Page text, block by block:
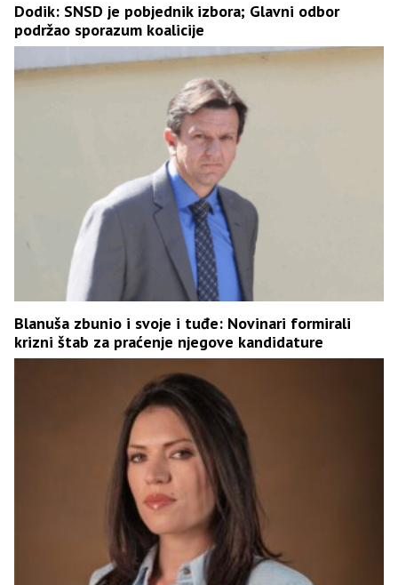
Dodik: SNSD je pobjednik izbora; Glavni odbor
podržao sporazum koalicije
Blanuša zbunio i svoje i tuđe: Novinari formirali
krizni štab za praćenje njegove kandidature